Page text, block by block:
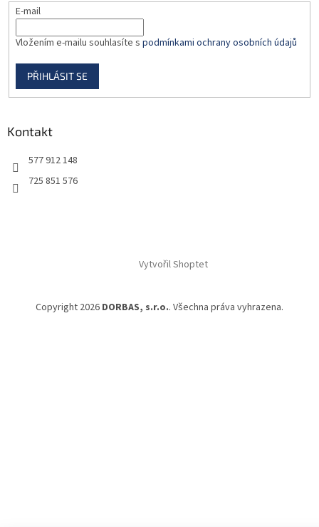
E-mail
Vložením e-mailu souhlasíte s podmínkami ochrany osobních údajů
PŘIHLÁSIT SE
Kontakt
577 912 148
725 851 576
Vytvořil Shoptet
Copyright 2026 DORBAS, s.r.o.. Všechna práva vyhrazena.